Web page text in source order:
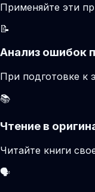
Применяйте эти
📝
Анализ ошибок
При подготовке к
📚
Чтение в
Читайте книги
🗣️